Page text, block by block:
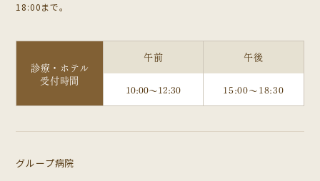
18:00まで。
診療・ホテル
受付時間
午前 午後
10:00～12:30 15:00～18:30
グループ病院